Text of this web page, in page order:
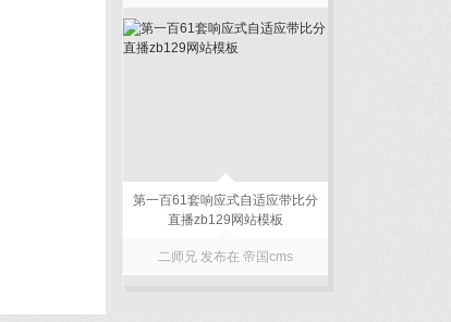
第一百61套响应式自适应带比分
直播zb129网站模板
二师兄 发布在 帝国cms